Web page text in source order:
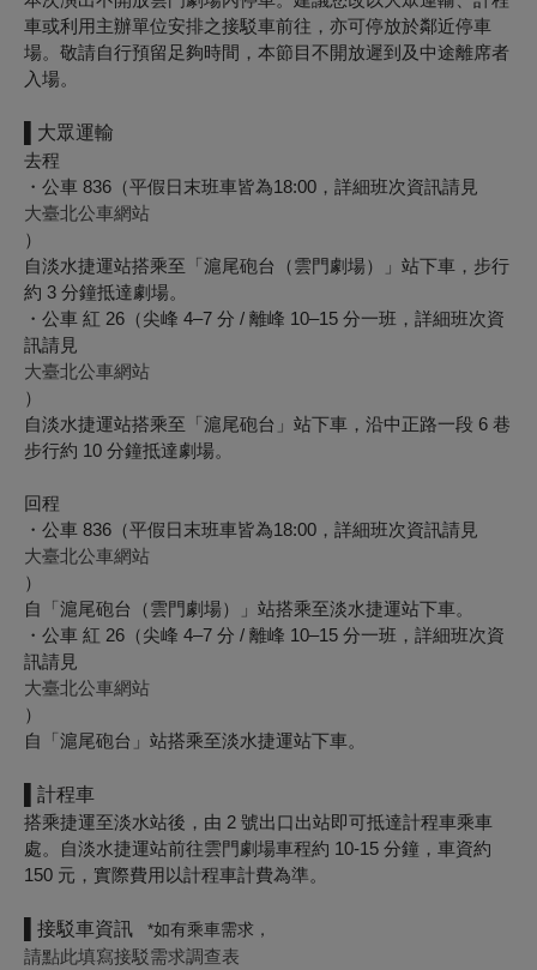
車或利用主辦單位安排之接駁車前往，亦可停放於鄰近停車
場。敬請自行預留足夠時間，本節目不開放遲到及中途離席者
入場。
▌大眾運輸
去程
・公車 836（平假日末班車皆為18:00，詳細班次資訊請見
大臺北公車網站
）
自淡水捷運站搭乘至「滬尾砲台（雲門劇場）」站下車，步行
約 3 分鐘抵達劇場。
・公車 紅 26（尖峰 4–7 分 / 離峰 10–15 分一班，詳細班次資
訊請見
大臺北公車網站
）
自淡水捷運站搭乘至「滬尾砲台」站下車，沿中正路一段 6 巷
步行約 10 分鐘抵達劇場。
回程
・公車 836（平假日末班車皆為18:00，詳細班次資訊請見
大臺北公車網站
）
自「滬尾砲台（雲門劇場）」站搭乘至淡水捷運站下車。
・公車 紅 26（尖峰 4–7 分 / 離峰 10–15 分一班，詳細班次資
訊請見
大臺北公車網站
）
自「滬尾砲台」站搭乘至淡水捷運站下車。
▌計程車
搭乘捷運至淡水站後，由 2 號出口出站即可抵達計程車乘車
處。自淡水捷運站前往雲門劇場車程約 10-15 分鐘，車資約
150 元，實際費用以計程車計費為準。
▌接駁車資訊 *如有乘車需求 ，
請點此填寫接駁需求調查表